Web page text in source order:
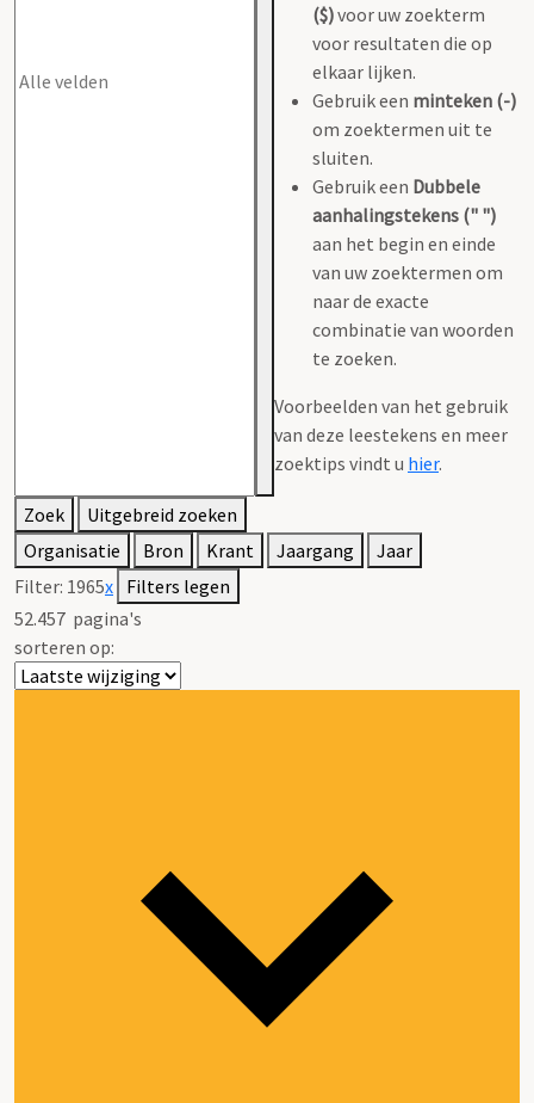
($)voor uw zoekterm
voor resultaten die op
elkaar lijken.
Gebruik een minteken (-)
om zoektermen uit te
sluiten.
Gebruik een Dubbele
aanhalingstekens (" ")
aan het begin en einde
van uw zoektermen om
naar de exacte
combinatie van woorden
te zoeken.
Voorbeelden van het gebruik
van deze leestekens en meer
zoektips vindt u hier.
Zoek
Uitgebreid zoeken
Organisatie
Bron Krant Jaargang
Jaar
Filter: 1965x Filters legen
52.457 pagina's
sorteren op: